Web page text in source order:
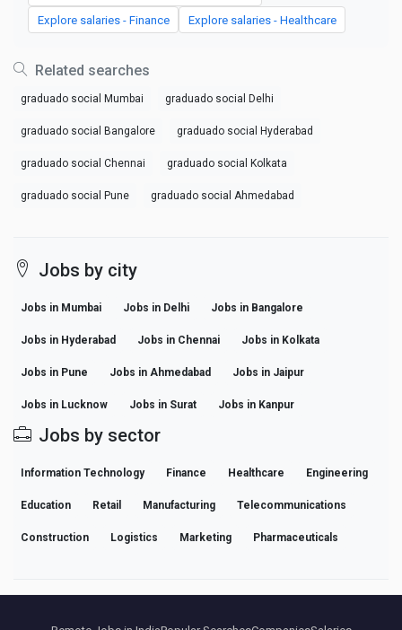
Explore salaries - Finance Explore salaries - Healthcare
Related searches
graduado social Mumbai graduado social Delhi
graduado social Bangalore graduado social Hyderabad
graduado social Chennai graduado social Kolkata
graduado social Pune graduado social Ahmedabad
Jobs by city
Jobs in Mumbai Jobs in Delhi Jobs in Bangalore
Jobs in Hyderabad Jobs in Chennai Jobs in Kolkata
Jobs in Pune Jobs in Ahmedabad Jobs in Jaipur
Jobs in Lucknow Jobs in Surat Jobs in Kanpur
Jobs by sector
Information Technology Finance Healthcare Engineering
Education Retail Manufacturing Telecommunications
Construction Logistics Marketing Pharmaceuticals